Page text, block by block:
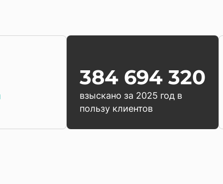
384 694 320
взыскано за 2025 год в
пользу клиентов